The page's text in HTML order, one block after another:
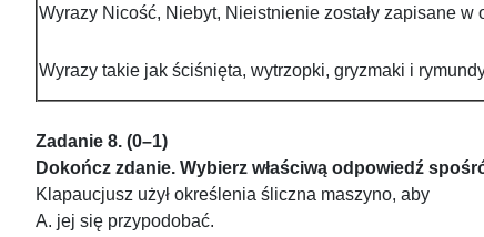
Wyrazy Nicość, Niebyt, Nieistnienie zostały zapisane
Wyrazy takie jak ściśnięta, wytrzopki, gryzmaki i
Zadanie 8. (0–1)
Dokończ zdanie. Wybierz właściwą odpowiedź
Klapaucjusz użył określenia śliczna maszyno, aby
A. jej się przypodobać.